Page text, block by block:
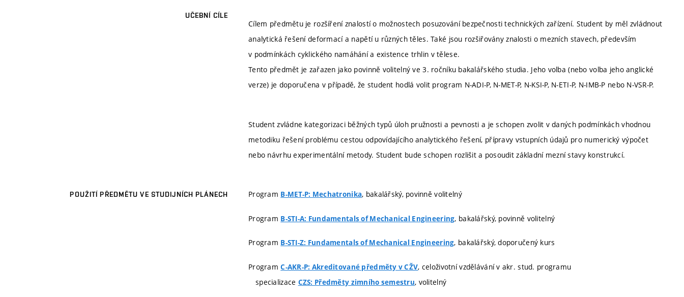
UČEBNÍ CÍLE
Cílem předmětu je rozšíření znalostí o možnostech posuzování bezpečnosti technických zařízení. Student by měl zvládnout
analytická řešení deformací a napětí u různých těles. Také jsou rozšiřovány znalosti o mezních stavech, především
v podmínkách cyklického namáhání a existence trhlin v tělese.
Tento předmět je zařazen jako povinně volitelný ve 3. ročníku bakalářského studia. Jeho volba (nebo volba jeho anglické
verze) je doporučena v případě, že student hodlá volit program N-ADI-P, N-MET-P, N-KSI-P, N-ETI-P, N-IMB-P nebo N-VSR-P.
Student zvládne kategorizaci běžných typů úloh pružnosti a pevnosti a je schopen zvolit v daných podmínkách vhodnou
metodiku řešení problému cestou odpovídajícího analytického řešení, přípravy vstupních údajů pro numerický výpočet
nebo návrhu experimentální metody. Student bude schopen rozlišit a posoudit základní mezní stavy konstrukcí.
POUŽITÍ PŘEDMĚTU VE STUDIJNÍCH PLÁNECH Program B-MET-P: Mechatronika, bakalářský, povinně volitelný
Program B-STI-A: Fundamentals of Mechanical Engineering, bakalářský, povinně volitelný
Program B-STI-Z: Fundamentals of Mechanical Engineering, bakalářský, doporučený kurs
ProgramC-AKR-P: Akreditované předměty v CŽV, celoživotní vzdělávání v akr. stud. programu
specializace CZS: Předměty zimního semestru, volitelný